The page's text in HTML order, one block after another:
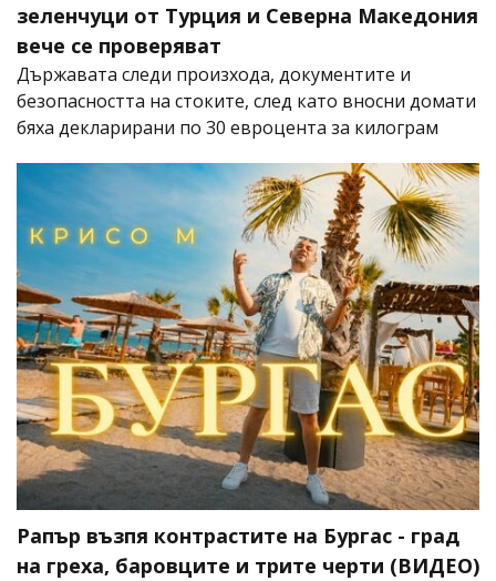
зеленчуци от Турция и Северна Македония
вече се проверяват
Държавата следи произхода, документите и
безопасността на стоките, след като вносни домати
бяха декларирани по 30 евроцента за килограм
Рапър възпя контрастите на Бургас - град
на греха, баровците и трите черти (ВИДЕО)